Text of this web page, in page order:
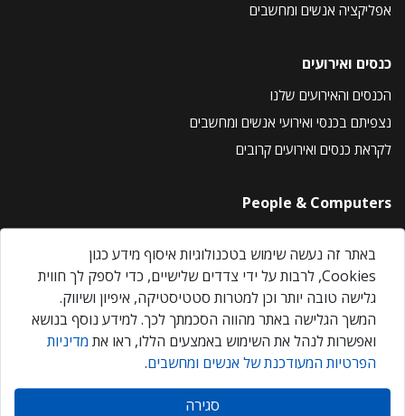
אפליקציה אנשים ומחשבים
כנסים ואירועים
הכנסים והאירועים שלנו
נצפיתם בכנסי ואירועי אנשים ומחשבים
לקראת כנסים ואירועים קרובים
People & Computers
About Us
Privacy Policy
Contact Us
Our Events
אנשים ומחשבים © 2026 – כל הזכויות שמורות
באתר זה נעשה שימוש בטכנולוגיות איסוף מידע כגון
Cookies, לרבות על ידי צדדים שלישיים, כדי לספק לך חווית
גלישה טובה יותר וכן למטרות סטטיסטיקה, איפיון ושיווק.
המשך הגלישה באתר מהווה הסכמתך לכך. למידע נוסף בנושא
ואפשרות לנהל את השימוש באמצעים הללו, ראו את מדיניות
הפרטיות המעודכנת של אנשים ומחשבים.
סגירה